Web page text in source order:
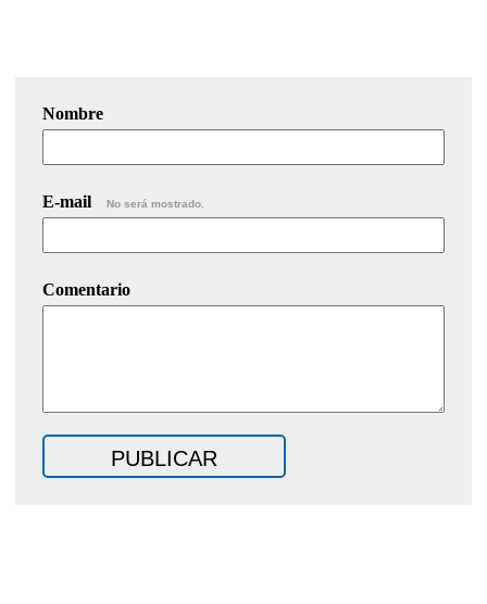
Nombre
E-mail No será mostrado.
Comentario